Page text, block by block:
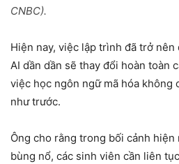
CNBC).
Hiện nay, việc lập trình đã trở
AI dần dần sẽ thay đổi hoàn toàn
việc học ngôn ngữ mã hóa không
như trước.
Ông cho rằng trong bối cảnh hiện
bùng nổ, các sinh viên cần liên